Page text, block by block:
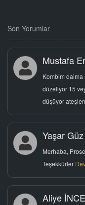
Son Yorumlar
Mustafa
Kombim daima
düzeliyor 15
düşüyor
Yaşar Güz
Merhaba,
Teşekkürler
Aliye İNCE